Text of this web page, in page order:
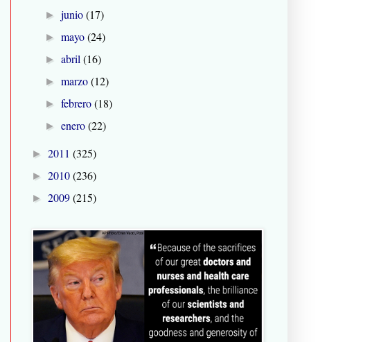
►junio(17)
►mayo(24)
►abril(16)
►marzo(12)
►febrero(18)
►enero(22)
► 2011 (325)
► 2010(236)
► 2009(215)